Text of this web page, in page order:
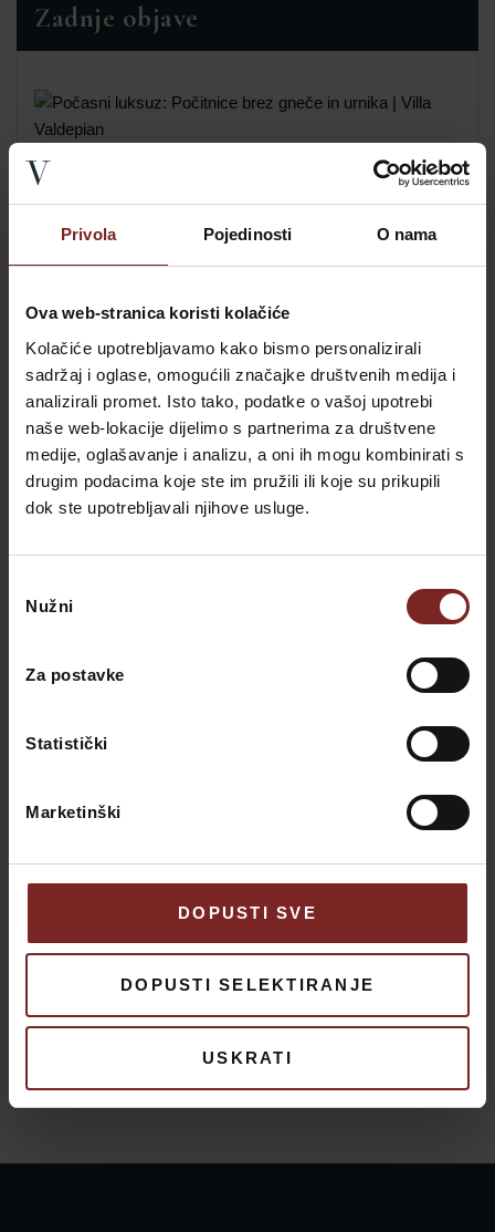
Privola Pojedinosti O nama
Ova web-stranica koristi kolačiće
Kolačiće upotrebljavamo kako bismo personalizirali
sadržaj i oglase, omogućili značajke društvenih medija i
analizirali promet. Isto tako, podatke o vašoj upotrebi
naše web-lokacije dijelimo s partnerima za društvene
medije, oglašavanje i analizu, a oni ih mogu kombinirati s
drugim podacima koje ste im pružili ili koje su prikupili
dok ste upotrebljavali njihove usluge.
pristanka
Nužni
Za postavke
Statistički
Marketinški
DOPUSTI SVE
DOPUSTI SELEKTIRANJE
USKRATI
Zadnje objave
Počasni luksuz: Počitnice brez gneče in urnika
Valdepian-22. februarja 2026.
Pomladni prihranki – 15 % popusta
Raziščite svetilnik Savudrija v bližini Ville
Valdepian
Valdepian-5. januarja 2026.
Valdepian
Kategorije
Novice 9